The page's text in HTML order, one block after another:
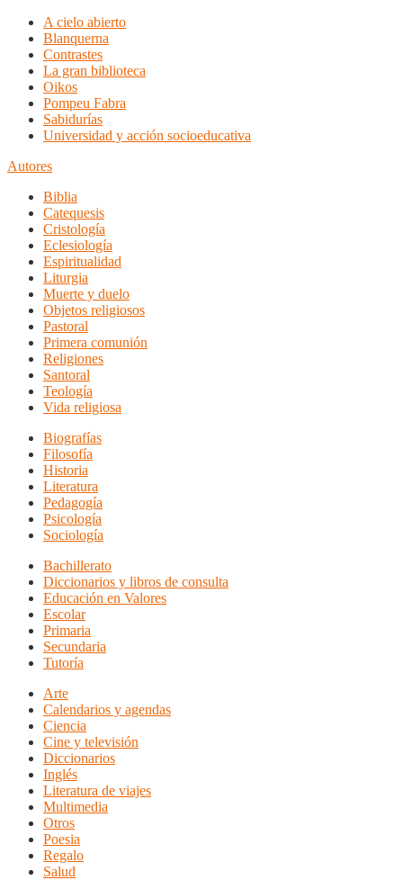
A cielo abierto
Blanquerna
Contrastes
La gran biblioteca
Oikos
Pompeu Fabra
Sabidurías
Universidad y acción socioeducativa
Autores
Biblia
Catequesis
Cristología
Eclesiología
Espiritualidad
Liturgia
Muerte y duelo
Objetos religiosos
Pastoral
Primera comunión
Religiones
Santoral
Teología
Vida religiosa
Biografías
Filosofía
Historia
Literatura
Pedagogía
Psicología
Sociología
Bachillerato
Diccionarios y libros de consulta
Educación en Valores
Escolar
Primaria
Secundaria
Tutoría
Arte
Calendarios y agendas
Ciencia
Cine y televisión
Diccionarios
Inglés
Literatura de viajes
Multimedia
Otros
Poesia
Regalo
Salud